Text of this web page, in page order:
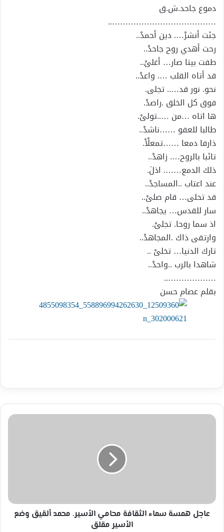
دموع جاحد.ش.ق
…………………………………..
جئت أنشرْ…. دين أحمدْ..
رحت أهدي روح جاحدْ..
طفت بيتا صار… أغلىْ..
قد أتاه القلب …. واعدْ..
نحو. نور قد….. تجلى.
فوق كل الخلق .راصدْ.
ها اتاه …من …..تولىْ.
طالبا للعفو ……ناشدْ..
ذارفا دمعا ……تمعلْاْ.
تائبا بالروح…. زاهدْ..
ذلك الدمع……. اذلَ.
عند اعتاب ..المساجدْ..
قد تحلى… قام صلىْ..
سار للقدس… يجاهدْ..
اذ سما روحا. تجلىْ.
وارتقى ذاك .المجاهدْ..
تارك الدنيا… تخلىْ ..
شاهدا بالرب ..واحدْ..
………………..
بقلم عصام حسن
عاجل
وضع
الأسير
عاجل همسة سماء الثقافة محامي الأسير. محمد ألقيق وضع
الأسير مقلق